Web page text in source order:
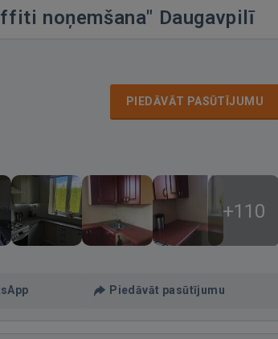
noņemšana" Daugavpilī
PIEDĀVĀT PASŪTĪJUMU
+110
Piedāvāt pasūtījumu